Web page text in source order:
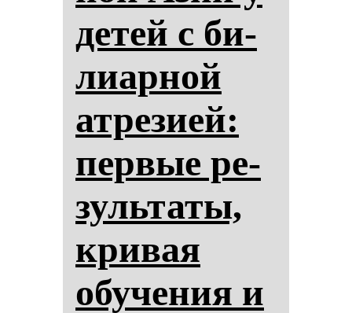
де­тей с би­
ли­ар­ной
ат­ре­зи­ей:
пер­вые ре­
зуль­та­ты,
кри­вая
обу­че­ния и